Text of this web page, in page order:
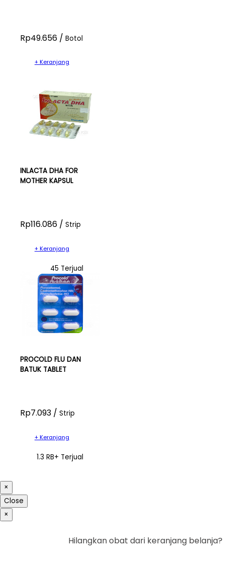
Rp49.656 / Botol
+ Keranjang
INLACTA DHA FOR
MOTHER KAPSUL
Rp116.086 / Strip
+ Keranjang
45 Terjual
PROCOLD FLU DAN
BATUK TABLET
Rp7.093 / Strip
+ Keranjang
1.3 RB+ Terjual
×
Close
×
Hilangkan obat dari keranjang belanja?